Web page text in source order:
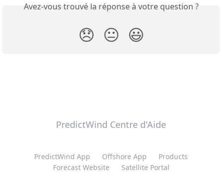
Avez-vous trouvé la réponse à votre question ?
😞 😐 😃
PredictWind Centre d'Aide
PredictWind App Offshore App
Products
Forecast Website
Satellite Portal